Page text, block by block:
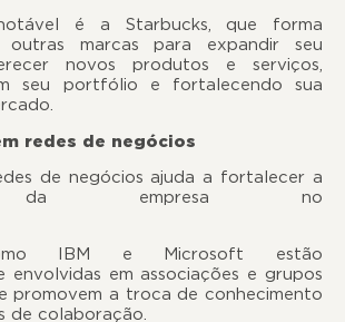
é a Starbucks, que forma
outras marcas para expandir seu
novos produtos e serviços,
seu portfólio e fortalecendo sua
redes de negócios
de negócios ajuda a fortalecer a
da empresa no
IBM e Microsoft estão
envolvidas em associações e grupos
promovem a troca de conhecimento
de colaboração.